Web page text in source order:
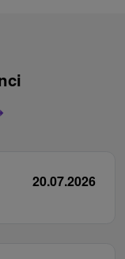
20.07.2026